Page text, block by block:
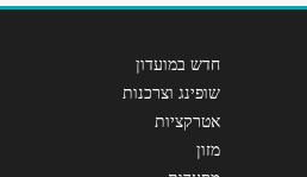
חדש במועדון
שופינג וצרכנות
אטרקציות
מזון